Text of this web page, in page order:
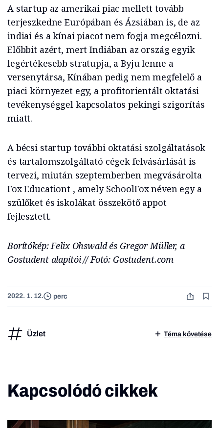
A startup az amerikai piac mellett tovább
terjeszkedne Európában és Ázsiában is, de az
indiai és a kínai piacot nem fogja megcélozni.
Előbbit azért, mert Indiában az ország egyik
legértékesebb stratupja, a Byju lenne a
versenytársa, Kínában pedig nem megfelelő a
piaci környezet egy, a profitorientált oktatási
tevékenységgel kapcsolatos pekingi szigorítás
miatt.
A bécsi startup további oktatási szolgáltatások
és tartalomszolgáltató cégek felvásárlását is
tervezi, miután szeptemberben megvásárolta
Fox Educationt , amely SchoolFox néven egy a
szülőket és iskolákat összekötő appot
fejlesztett.
Borítókép: Felix Ohswald és Gregor Müller, a
Gostudent alapítói // Fotó: Gostudent.com
2022. 1. 12. perc
Üzlet Téma követése
Kapcsolódó cikkek